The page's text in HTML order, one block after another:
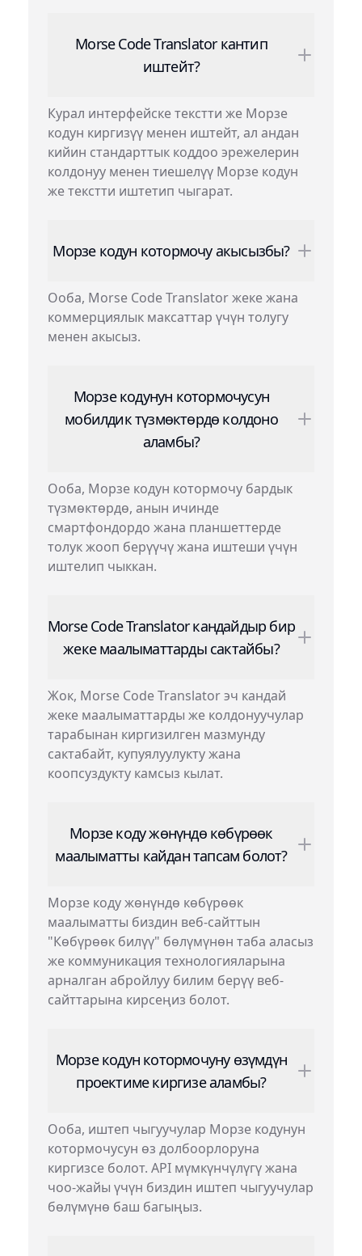
Morse Code Translator кантип
иштейт?
Курал интерфейске текстти же Морзе
кодун киргизүү менен иштейт, ал андан
кийин стандарттык коддоо эрежелерин
колдонуу менен тиешелүү Морзе кодун
же текстти иштетип чыгарат.
Морзе кодун котормочу акысызбы?
Ооба, Morse Code Translator жеке жана
коммерциялык максаттар үчүн толугу
менен акысыз.
Морзе кодунун котормочусун
мобилдик түзмөктөрдө колдоно
аламбы?
Ооба, Морзе кодун котормочу бардык
түзмөктөрдө, анын ичинде
смартфондордо жана планшеттерде
толук жооп берүүчү жана иштеши үчүн
иштелип чыккан.
Morse Code Translator кандайдыр бир
жеке маалыматтарды сактайбы?
Жок, Morse Code Translator эч кандай
жеке маалыматтарды же колдонуучулар
тарабынан киргизилген мазмунду
сактабайт, купуялуулукту жана
коопсуздукту камсыз кылат.
Морзе коду жөнүндө көбүрөөк
маалыматты кайдан тапсам болот?
Морзе коду жөнүндө көбүрөөк
маалыматты биздин веб-сайттын
"Көбүрөөк билүү" бөлүмүнөн таба аласыз
же коммуникация технологияларына
арналган абройлуу билим берүү веб-
сайттарына кирсеңиз болот.
Морзе кодун котормочуну өзүмдүн
проектиме киргизе аламбы?
Ооба, иштеп чыгуучулар Морзе кодунун
котормочусун өз долбоорлоруна
киргизсе болот. API мүмкүнчүлүгү жана
чоо-жайы үчүн биздин иштеп чыгуучулар
бөлүмүнө баш багыңыз.